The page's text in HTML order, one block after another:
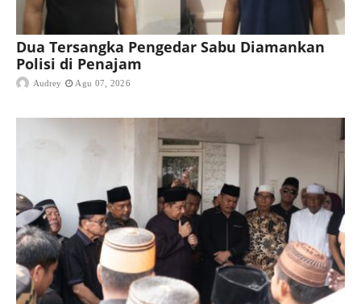
Dua Tersangka Pengedar Sabu Diamankan
Polisi di Penajam
Audrey Agu 07, 2026